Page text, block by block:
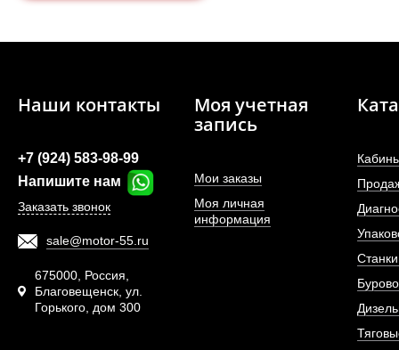
Наши контакты
+7 (924) 583-98-99
Напишите нам
Заказать звонок
sale@motor-55.ru
675000, Россия,
Благовещенск, ул.
Горького, дом 300
Моя учетная
запись
Мои заказы
Моя личная
информация